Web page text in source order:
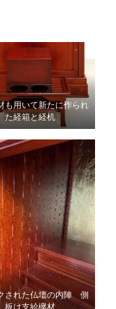
も用いて新たに作られ
た経箱と経机
された仏壇の内陣 側
板は支給欅材